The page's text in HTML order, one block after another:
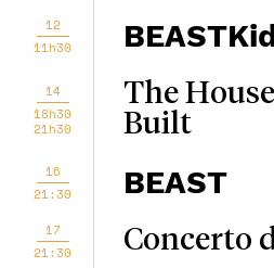
12
11h30
14
18h30
21h30
The
Built
16
21:30
BEAST
17
21:30
Concerto